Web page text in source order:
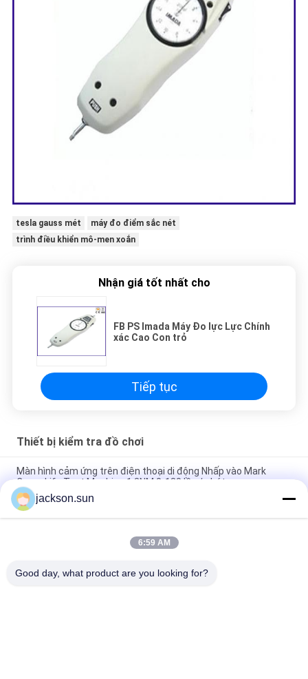
tesla gauss mét
máy đo điểm sắc nét
trình điều khiển mô-men xoắn
Nhận giá tốt nhất cho
FB PS Imada Máy Đo lực Lực Chính
xác Cao Con trỏ
Tiếp tục
Thiết bị kiểm tra đồ chơi
Màn hình cảm ứng trên điện thoại di động Nhấp vào Mark
Cross Life Test Machine 1.3NM 0-180 lần / phút
ISO 8124-4 6.3 Đồ chơi Rào và Tay vịn Máy Kiểm tra Độ mạnh
Động lực
IS 9873-4 ISO 8124-4 6.1.2 Tháo dỡ và Đồ chơi Hoạt động Đồ
jackson.sun
6:59 AM
Good day, what product are you looking for?